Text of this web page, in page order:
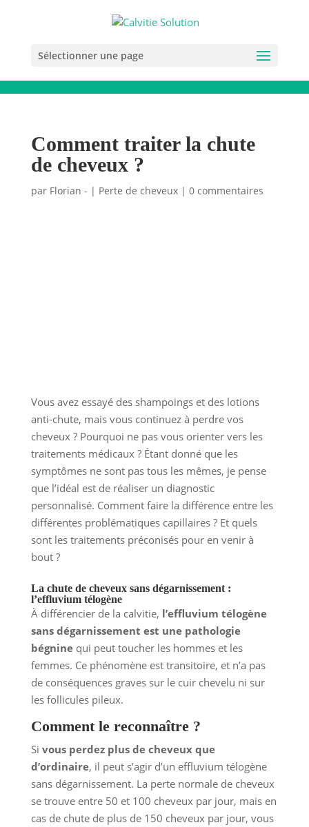
Sélectionner une page
Comment traiter la chute
de cheveux ?
par Florian - | Perte de cheveux| 0 commentaires
Vous avez essayé des shampoings et des lotions
anti-chute, mais vous continuez à perdre vos
cheveux ? Pourquoi ne pas vous orienter vers les
traitements médicaux ? Étant donné que les
symptômes ne sont pas tous les mêmes, je pense
que l’idéal est de réaliser un diagnostic
personnalisé. Comment faire la différence entre les
différentes problématiques capillaires ? Et quels
sont les traitements préconisés pour en venir à
bout ?
La chute de cheveux sans dégarnissement :
l’effluvium télogène
À différencier de la calvitie, l’effluvium télogène
sans dégarnissement est une pathologie
bégninequi peut toucher les hommes et les
femmes. Ce phénomène est transitoire, et n’a pas
de conséquences graves sur le cuir chevelu ni sur
les follicules pileux.
Comment le reconnaître ?
Si vous perdez plus de cheveux que
d’ordinaire, il peut s’agir d’un effluvium télogène
sans dégarnissement. La perte normale de cheveux
se trouve entre 50 et 100 cheveux par jour, mais en
cas de chute de plus de 150 cheveux par jour, vous